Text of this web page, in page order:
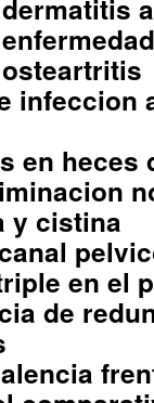
infeccion
en heces
y cistina
en el
de